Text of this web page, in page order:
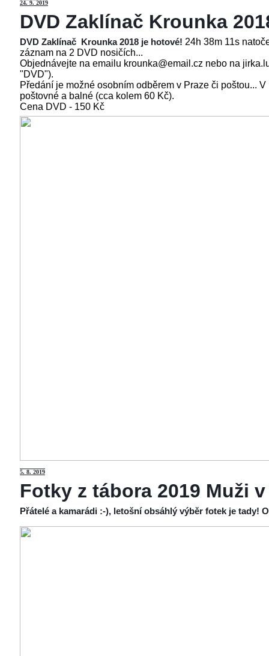
24. 9. 2019
DVD Zaklínač Krounka
DVD Zaklínač Krounka 2018 je hotové! 24h 38m 11s
záznam na 2 DVD nosičích...
Objednávejte na emailu krounka@email.cz nebo na
"DVD").
Předání je možné osobním odběrem v Praze či poštou...
poštovné a balné (cca kolem 60 Kč).
Cena DVD - 150 Kč
5. 8. 2019
Fotky z tábora 2019 Muži
Přátelé a kamarádi :-), letošní obsáhlý výběr fotek je tady!